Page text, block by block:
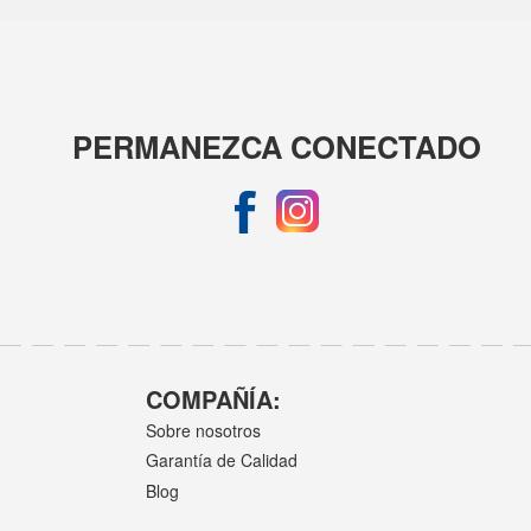
PERMANEZCA CONECTADO
COMPAÑÍA:
Sobre nosotros
Garantía de Calidad
Blog